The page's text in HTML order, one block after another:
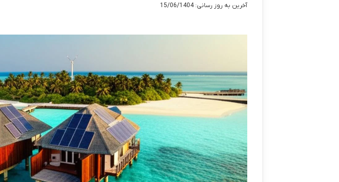
آخرین به روز رسانی: 15/06/1404